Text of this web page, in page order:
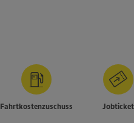
Fahrtkostenzuschuss Jobticket